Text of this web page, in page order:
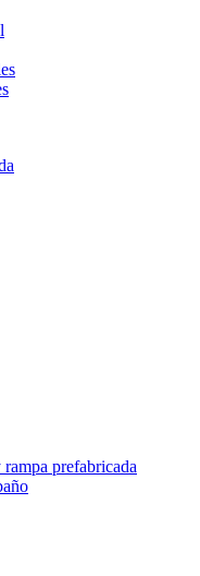
prefabricada